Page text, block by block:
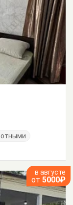
в августе
от 5000₽